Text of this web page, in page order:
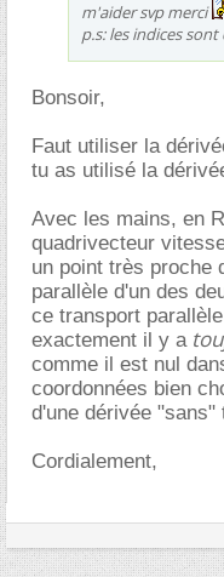
m'aider svp merci
p.s: les indices
Bonsoir,
Faut utiliser la
tu as utilisé la
Avec les mains, en
quadrivecteur
un point très proche
parallèle d'un des
ce transport
exactement il y a
comme il est nul
coordonnées bien
d'une dérivée
Cordialement,